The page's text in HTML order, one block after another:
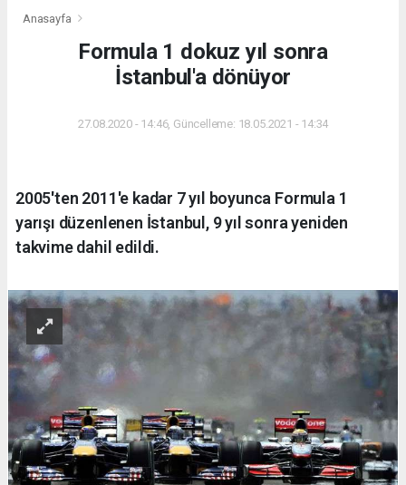
Anasayfa
Formula 1 dokuz yıl sonra
İstanbul'a dönüyor
27.08.2020 - 14:46, Güncelleme: 18.05.2021 - 14:34
2005'ten 2011'e kadar 7 yıl boyunca Formula 1
yarışı düzenlenen İstanbul, 9 yıl sonra yeniden
takvime dahil edildi.